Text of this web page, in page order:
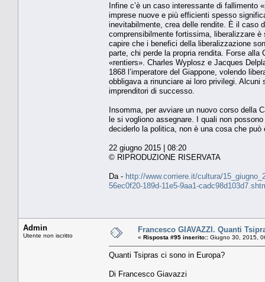
Infine c’è un caso interessante di fallimento
imprese nuove e più efficienti spesso
inevitabilmente, crea delle rendite. È il caso
comprensibilmente fortissima, liberalizzare
capire che i benefici della liberalizzazione
parte, chi perde la propria rendita. Forse
«rentiers». Charles Wyplosz e Jacques
1868 l’imperatore del Giappone, volendo
obbligava a rinunciare ai loro privilegi.
imprenditori di successo.
Insomma, per avviare un nuovo corso della
le si vogliono assegnare. I quali non
deciderlo la politica, non è una cosa che
22 giugno 2015 | 08:20
© RIPRODUZIONE RISERVATA
Da - http://www.corriere.it/cultura/
56ec0f20-189d-11e5-9aa1-
Admin
Utente non iscritto
Francesco GIAVAZZI. Quanti
« Risposta #95 inserito:: Giugno 30, 2015,
Quanti Tsipras ci sono in Europa?
Di Francesco Giavazzi